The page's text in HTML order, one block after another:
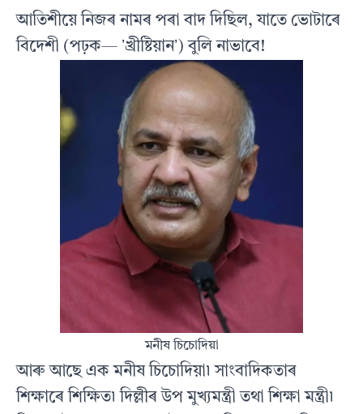
আতিশীয়ে নিজৰ নামৰ পৰা বাদ দিছিল, যাতে ভোটাৰে
বিদেশী (পঢ়ক— ʼখ্ৰীষ্টিয়ানʼ) বুলি নাভাবে!
মনীষ চিচোদিয়া
আৰু আছে এক মনীষ চিচোদিয়া৷ সাংবাদিকতাৰ
শিক্ষাৰে শিক্ষিত৷ দিল্লীৰ উপ মুখ্যমন্ত্ৰী তথা শিক্ষা মন্ত্ৰী৷